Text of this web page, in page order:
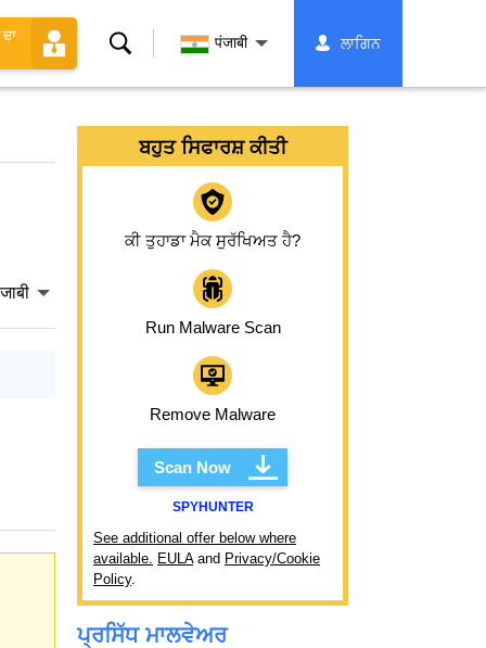
ਖੋਜ पंजाबी ਲਾਗਿਨ
ਬਹੁਤ ਸਿਫਾਰਸ਼ ਕੀਤੀ
ਕੀ ਤੁਹਾਡਾ ਮੈਕ ਸੁਰੱਖਿਅਤ ਹੈ?
Run Malware Scan
Remove Malware
Scan Now
SPYHUNTER
See additional offer below where
available. EULAand Privacy/Cookie
Policy.
ਪ੍ਰਸਿੱਧ ਮਾਲਵੇਅਰ